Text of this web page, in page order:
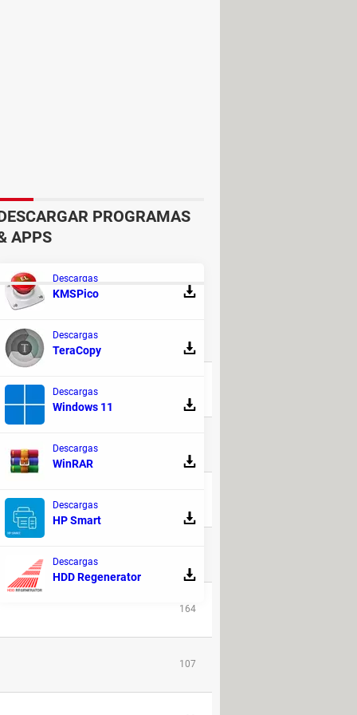
DISCUSIÓN!
RESPUESTAS
164
107
PROGRAMAS
APPS
Descargas
KMSPico
Descargas
TeraCopy
Descargas
Windows 11
Descargas
WinRAR
Descargas
HP Smart
Descargas
HDD Regenerator